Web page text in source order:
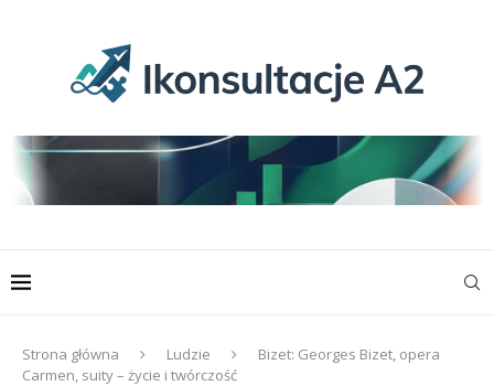
Strona główna Ludzie
Bizet: Georges Bizet, opera
Carmen, suity – życie i twórczość